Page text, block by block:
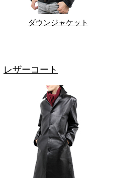
ダウンジャケット
レザーコート